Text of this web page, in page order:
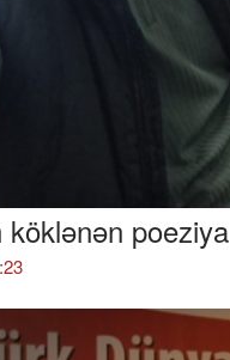
köklənən poeziya